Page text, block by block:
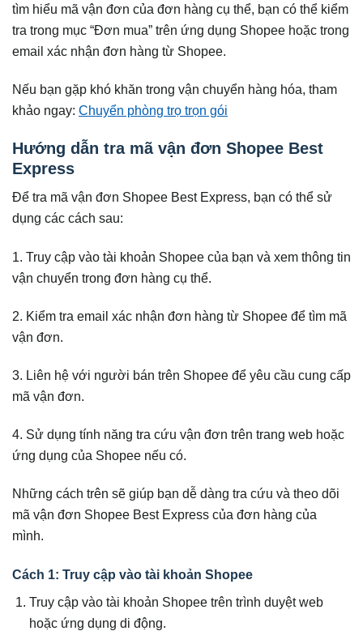
tìm hiểu mã vận đơn của đơn hàng cụ thể, bạn có thể kiểm
tra trong mục “Đơn mua” trên ứng dụng Shopee hoặc trong
email xác nhận đơn hàng từ Shopee.
Nếu bạn gặp khó khăn trong vận chuyển hàng hóa, tham
khảo ngay: Chuyển phòng trọ trọn gói
Hướng dẫn tra mã vận đơn Shopee Best
Express
Để tra mã vận đơn Shopee Best Express, bạn có thể sử
dụng các cách sau:
1. Truy cập vào tài khoản Shopee của bạn và xem thông tin
vận chuyển trong đơn hàng cụ thể.
2. Kiểm tra email xác nhận đơn hàng từ Shopee để tìm mã
vận đơn.
3. Liên hệ với người bán trên Shopee để yêu cầu cung cấp
mã vận đơn.
4. Sử dụng tính năng tra cứu vận đơn trên trang web hoặc
ứng dụng của Shopee nếu có.
Những cách trên sẽ giúp bạn dễ dàng tra cứu và theo dõi
mã vận đơn Shopee Best Express của đơn hàng của
mình.
Cách 1: Truy cập vào tài khoản Shopee
Truy cập vào tài khoản Shopee trên trình duyệt web
hoặc ứng dụng di động.